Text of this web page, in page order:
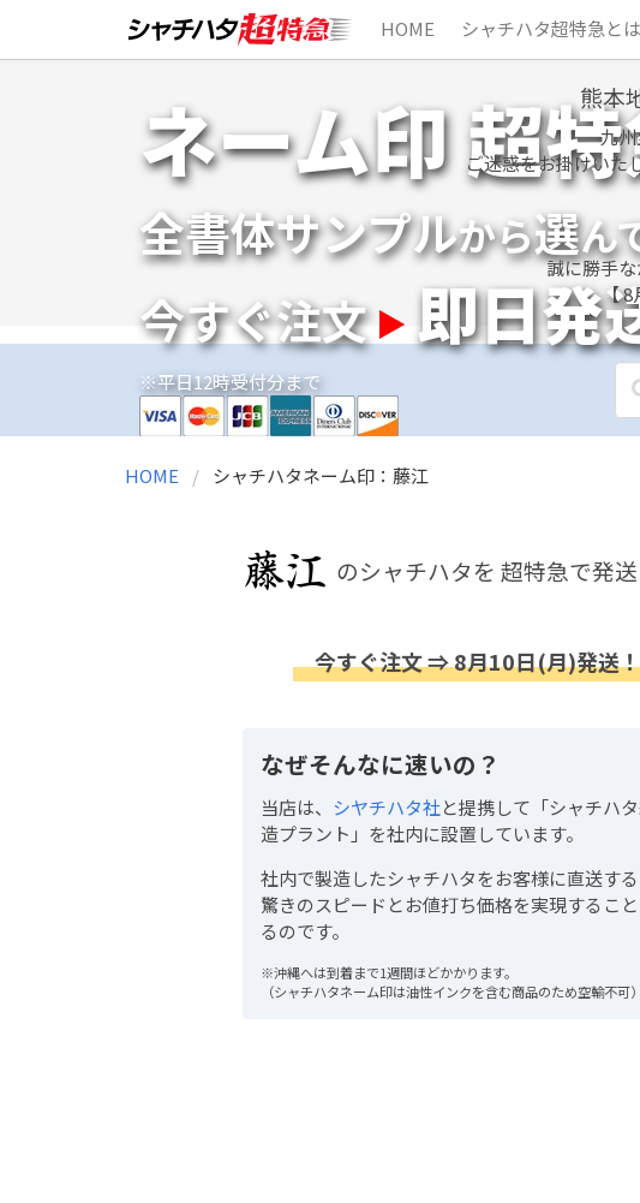
HOME シャチハタ超特急とは
ネーム印 超
全書体サンプルから選ん
今すぐ注文 即日発
※平日12時受付分まで
熊本
九
ご迷惑をお掛けいた
誠に勝手
【 8
HOME シャチハタネーム印：藤江
のシャチハタを 超特急で発送
今すぐ注文 ⇒ 8月10日(月)発送！
なぜそんなに速いの？
当店は、 シヤチハタ社と提携して「シャチハ
造プラント」を社内に設置しています。
社内で製造したシャチハタをお客様に直送する
驚きのスピードとお値打ち価格を実現するこ
るのです。
※沖縄へは到着まで1週間ほどかかります。
（シャチハタネーム印は油性インクを含む商品のため空輸不可）